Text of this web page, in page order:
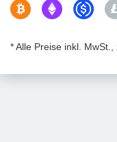
* Alle Preise inkl. MwSt.,